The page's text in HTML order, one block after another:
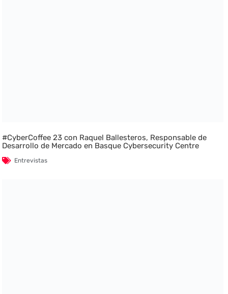
#CyberCoffee 23 con Raquel Ballesteros, Responsable de
Desarrollo de Mercado en Basque Cybersecurity Centre
Entrevistas